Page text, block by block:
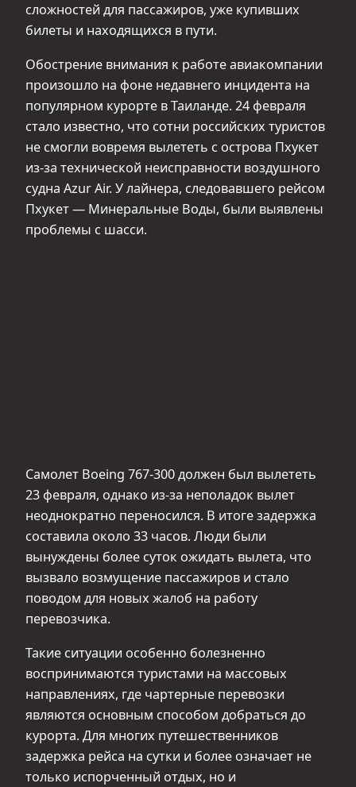
сложностей для пассажиров, уже купивших
билеты и находящихся в пути.
Обострение внимания к работе авиакомпании
произошло на фоне недавнего инцидента на
популярном курорте в Таиланде. 24 февраля
стало известно, что сотни российских туристов
не смогли вовремя вылететь с острова Пхукет
из‑за технической неисправности воздушного
судна Azur Air. У лайнера, следовавшего рейсом
Пхукет — Минеральные Воды, были выявлены
проблемы с шасси.
Самолет Boeing 767-300 должен был вылететь
23 февраля, однако из‑за неполадок вылет
неоднократно переносился. В итоге задержка
составила около 33 часов. Люди были
вынуждены более суток ожидать вылета, что
вызвало возмущение пассажиров и стало
поводом для новых жалоб на работу
перевозчика.
Такие ситуации особенно болезненно
воспринимаются туристами на массовых
направлениях, где чартерные перевозки
являются основным способом добраться до
курорта. Для многих путешественников
задержка рейса на сутки и более означает не
только испорченный отдых, но и